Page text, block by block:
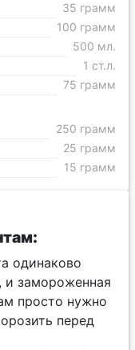
35 грамм
100 грамм
500 мл.
1 ст.л.
75 грамм
250 грамм
25 грамм
15 грамм
одинаково
и замороженная
просто нужно
перед